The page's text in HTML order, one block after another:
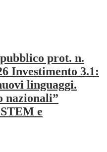
prot. n.
Investimento 3.1:
linguaggi.
nazionali”
e